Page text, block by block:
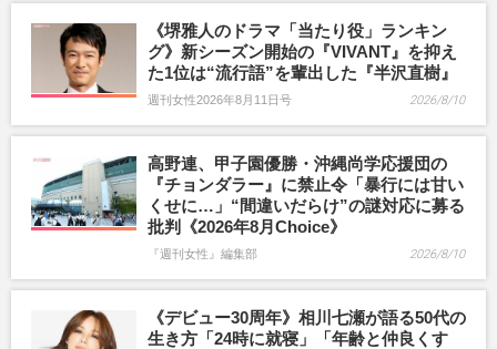
《堺雅人のドラマ「当たり役」ランキン
グ》新シーズン開始の『VIVANT』を抑え
た1位は“流行語”を輩出した『半沢直樹』
週刊女性2026年8月11日号 2026/8/10
高野連、甲子園優勝・沖縄尚学応援団の
『チョンダラー』に禁止令「暴行には甘い
くせに…」“間違いだらけ”の謎対応に募る
批判《2026年8月Choice》
『週刊女性』編集部 2026/8/10
《デビュー30周年》相川七瀬が語る50代の
生き方「24時に就寝」「年齢と仲良くす